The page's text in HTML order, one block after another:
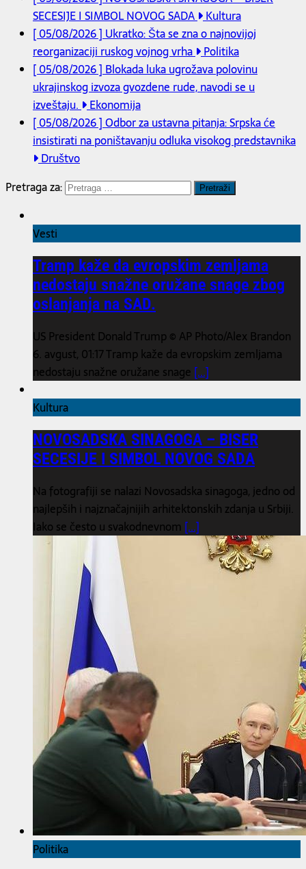
SECESIJE I SIMBOL NOVOG SADA
Kultura
[ 05/08/2026 ] Ukratko: Šta se zna o najnovijoj
reorganizaciji ruskog vojnog vrha
Politika
[ 05/08/2026 ] Blokada luka ugrožava polovinu
ukrajinskog izvoza gvozdene rude, navodi se u
izveštaju.
Ekonomija
[ 05/08/2026 ]Odbor za ustavna pitanja: Srpska će
insistirati na poništavanju odluka visokog predstavnika
Društvo
Pretraga za:
Vesti
Tramp kaže da evropskim zemljama
nedostaju snažne oružane snage zbog
oslanjanja na SAD.
US President Donald Trump © AP Photo/Alex Brandon
6. avgust, 01:17 Tramp kaže da evropskim zemljama
nedostaju snažne oružane snage [...]
Kultura
NOVOSADSKA SINAGOGA – BISER
SECESIJE I SIMBOL NOVOG SADA
Na fotografiji se nalazi Novosadska sinagoga, jedno od
najlepših i najznačajnijih arhitektonskih zdanja u Srbiji.
Iako se često u svakodnevnom [...]
Politika